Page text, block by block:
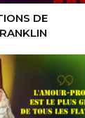
DE